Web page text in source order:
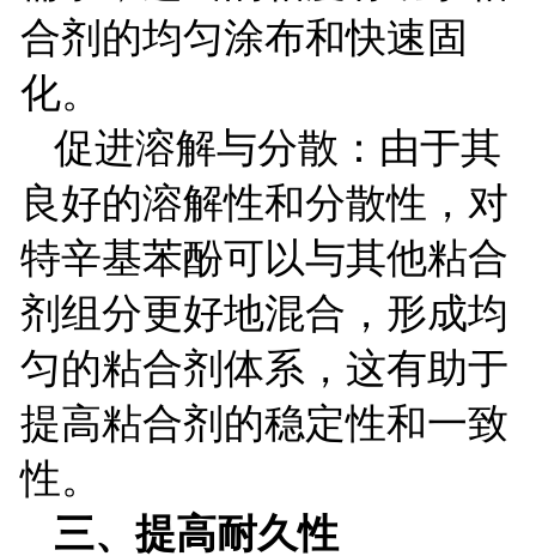
合剂的均匀涂布和快速固
化。
促进溶解与分散：由于其
良好的溶解性和分散性，对
特辛基苯酚可以与其他粘合
剂组分更好地混合，形成均
匀的粘合剂体系，这有助于
提高粘合剂的稳定性和一致
性。
三、提高耐久性